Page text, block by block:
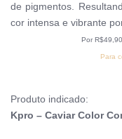
de pigmentos.
cor intensa e vibrante
Por
Para
Produto indicado:
Kpro – Caviar Color